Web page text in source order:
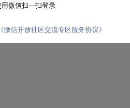
微信扫一扫登录
《微信开放社区交流专区服务协议》